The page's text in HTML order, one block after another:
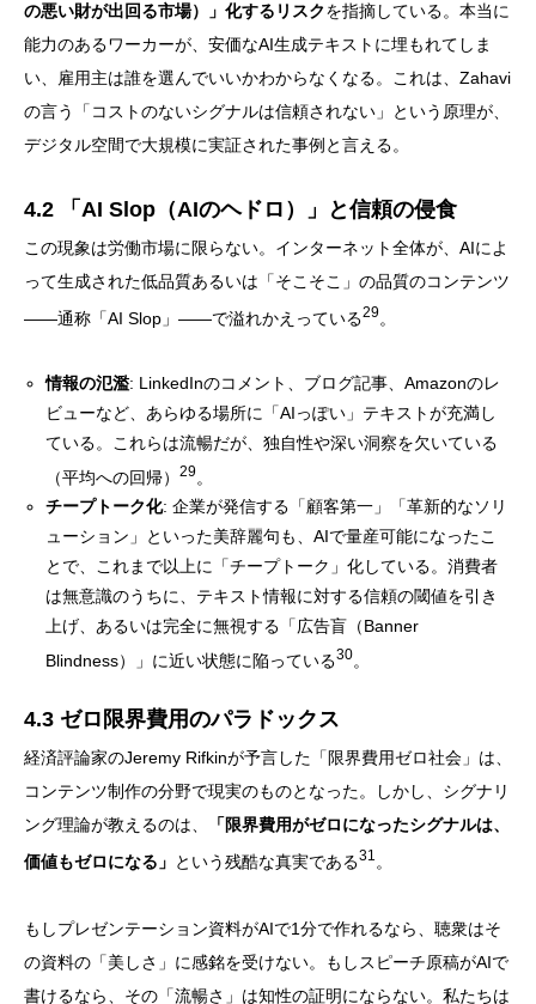
の悪い財が出回る市場）」化するリスクを指摘している。本当に
能力のあるワーカーが、安価なAI生成テキストに埋もれてしま
い、雇用主は誰を選んでいいかわからなくなる。これは、Zahavi
の言う「コストのないシグナルは信頼されない」という原理が、
デジタル空間で大規模に実証された事例と言える。
4.2 「AI Slop（AIのヘドロ）」と信頼の侵食
この現象は労働市場に限らない。インターネット全体が、AIによ
って生成された低品質あるいは「そこそこ」の品質のコンテンツ
——通称「AI Slop」——で溢れかえっている29。
情報の氾濫: LinkedInのコメント、ブログ記事、Amazonのレ
ビューなど、あらゆる場所に「AIっぽい」テキストが充満し
ている。これらは流暢だが、独自性や深い洞察を欠いている
（平均への回帰）29。
チープトーク化: 企業が発信する「顧客第一」「革新的なソリ
ューション」といった美辞麗句も、AIで量産可能になったこ
とで、これまで以上に「チープトーク」化している。消費者
は無意識のうちに、テキスト情報に対する信頼の閾値を引き
上げ、あるいは完全に無視する「広告盲（Banner
Blindness）」に近い状態に陥っている30。
4.3 ゼロ限界費用のパラドックス
経済評論家のJeremy Rifkinが予言した「限界費用ゼロ社会」は、
コンテンツ制作の分野で現実のものとなった。しかし、シグナリ
ング理論が教えるのは、
「限界費用がゼロになったシグナルは、
価値もゼロになる」 という残酷な真実である31 。
もしプレゼンテーション資料がAIで1分で作れるなら、聴衆はそ
の資料の「美しさ」に感銘を受けない。もしスピーチ原稿がAIで
書けるなら、その「流暢さ」は知性の証明にならない。私たちは